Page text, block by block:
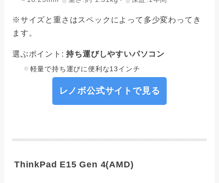
※サイズと重さはスペックによって多少変わってき
ます。
選ぶポイント:持ち運びしやすいパソコン
軽量で持ち運びに便利な13インチ
レノボ公式サイトで見る
ThinkPad E15 Gen 4(AMD)